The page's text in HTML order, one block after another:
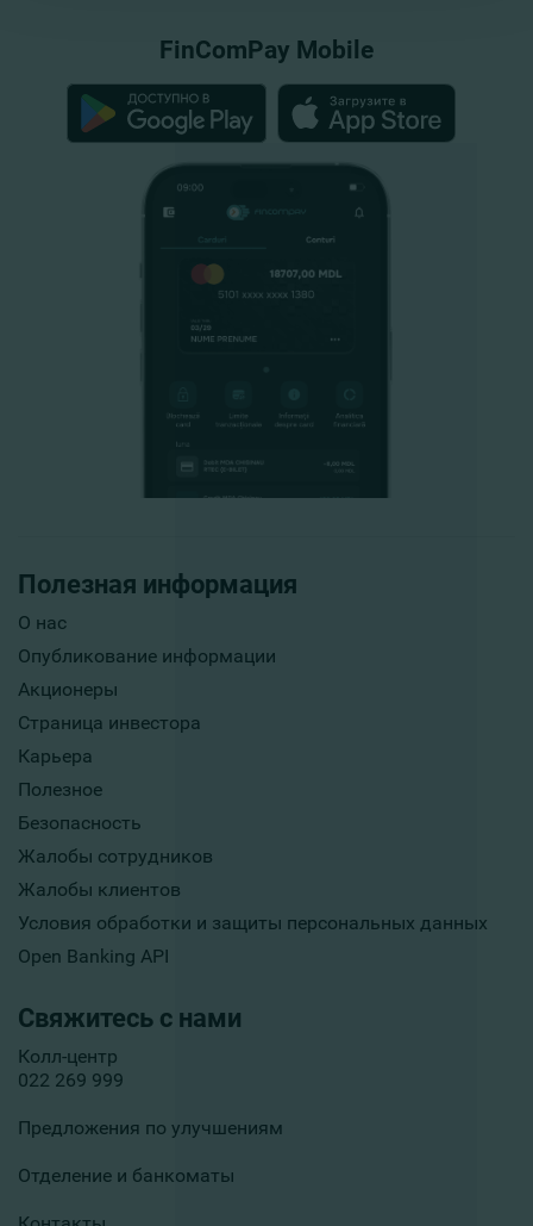
Полезная информация
О нас
Опубликование информации
Акционеры
Страница инвестора
Карьера
Полезное
Безопасность
Жалобы сотрудников
Жалобы клиентов
Условия обработки и защиты персональных данных
Open Banking API
Свяжитесь с нами
Колл-центр
022 269 999
Предложения по улучшениям
Отделение и банкоматы
FinComPay Mobile